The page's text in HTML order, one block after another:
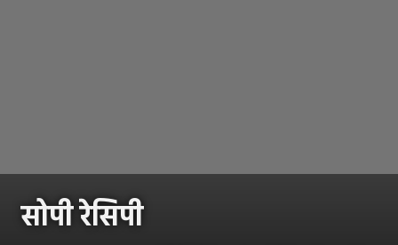
सोपी रेसिपी